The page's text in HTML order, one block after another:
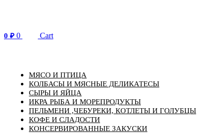
0 ₽ 0 Cart
МЯСО И ПТИЦА
КОЛБАСЫ И МЯСНЫЕ ДЕЛИКАТЕСЫ
СЫРЫ И ЯЙЦА
ИКРА РЫБА И МОРЕПРОДУКТЫ
ПЕЛЬМЕНИ ,ЧЕБУРЕКИ, КОТЛЕТЫ И ГОЛУБЦЫ
КОФЕ И СЛАДОСТИ
КОНСЕРВИРОВАННЫЕ ЗАКУСКИ